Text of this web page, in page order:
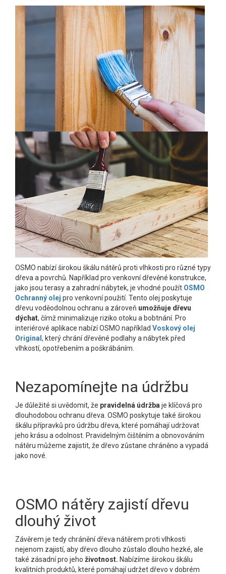
OSMO nabízí širokou škálu nátěrů proti vlhkosti pro různé typy
dřeva a povrchů. Například pro venkovní dřevěné konstrukce,
jako jsou terasy a zahradní nábytek, je vhodné použít OSMO
Ochranný olej pro venkovní použití. Tento olej poskytuje
dřevu voděodolnou ochranu a zároveň umožňuje dřevu
dýchat, čímž minimalizuje riziko otoku a bobtnání. Pro
interiérové aplikace nabízí OSMO například Voskový olej
Original , který chrání dřevěné podlahy a nábytek před
vlhkostí, opotřebením a poškrábáním.
Nezapomínejte na údržbu
Je důležité si uvědomit, že pravidelná údržba je klíčová pro
dlouhodobou ochranu dřeva. OSMO poskytuje také širokou
škálu přípravků pro údržbu dřeva, které pomáhají udržovat
jeho krásu a odolnost. Pravidelným čištěním a obnovováním
nátěru můžeme zajistit, že dřevo zůstane chráněno a vypadá
jako nové.
OSMO nátěry zajistí dřevu
dlouhý život
Závěrem je tedy chránění dřeva nátěrem proti vlhkosti
nejenom zajistí, aby dřevo dlouho zůstalo dlouho hezké, ale
také zásadní pro jeho životnost. Nabízíme širokou škálu
kvalitních produktů, které pomáhají udržet dřevo v dobrém